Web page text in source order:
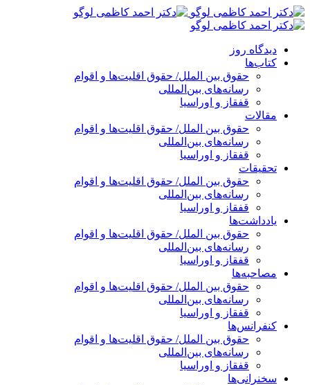
پرش
به
دیدگاه روز
کتاب‌ها
حقوق بین الملل/ حقوق اقلیت‌ها و اقوام
رسانه‌های بین‌المللی
قفقاز و اوراسیا
مقالات
حقوق بین الملل/ حقوق اقلیت‌ها و اقوام
رسانه‌های بین‌المللی
قفقاز و اوراسیا
تحقیقات
حقوق بین الملل/ حقوق اقلیت‌ها و اقوام
رسانه‌های بین‌المللی
قفقاز و اوراسیا
یادداشت‌ها
حقوق بین الملل/ حقوق اقلیت‌ها و اقوام
رسانه‌های بین‌المللی
قفقاز و اوراسیا
مصاحبه‌ها
حقوق بین الملل/ حقوق اقلیت‌ها و اقوام
رسانه‌های بین‌المللی
قفقاز و اوراسیا
کنفرانس‌ها
حقوق بین الملل/ حقوق اقلیت‌ها و اقوام
رسانه‌های بین‌المللی
قفقاز و اوراسیا
سخنرانی‌ها